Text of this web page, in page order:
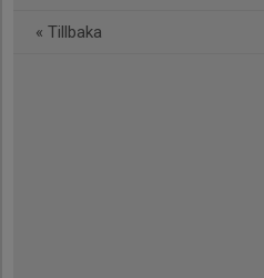
« Tillbaka